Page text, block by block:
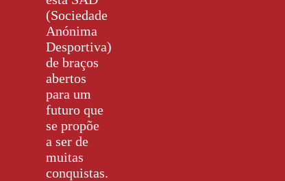
(Sociedade
Anónima
Desportiva)
de braços
abertos
para um
futuro que
se propõe
a ser de
muitas
conquistas.